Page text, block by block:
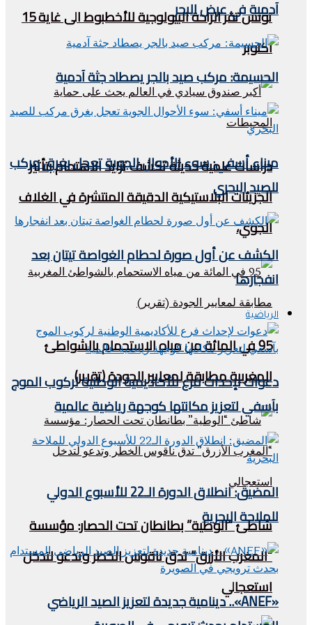
تونس تقر الراحة البيولوجية للأخطبوط الى غاية 15
اكتوبر
دراسات علمية حديثة تكشف تزايد الاهتمام بتأثير
الجزيئات البلاستيكية الدقيقة المنتشرة في الغلاف
الجوي،
95 في المائة من مياه الاستحمام بالشواطئ
المغربية مطابقة لمعايير الجودة (تقرير)
شاطئ “الوطية” بطانطان تحت الحصار: مؤسسة
“المغرب الأزرق” تدق ناقوس الخطر وتدعو لتدخل
استعجالي
آدمية في عرض البحر
الحسيمة: مركب صيد بالجر يصطاد جثة آدمية
ميناء أسفي: سوء الأحوال الجوية تعجل بغرق مركب
للصيد البحري
الكشف عن أول صورة لحطام الغواصة تيتان بعد
انفجارها
الرياضية
دعوات لإحداث فرع للأكاديمية الوطنية لركوب الموج
بآسفي لتعزيز مكانتها كوجهة رياضية عالمية
المضيق: انطلاق الدورة الـ22 للأسبوع الدولي
للملاحة البحرية
«ANEF».. دينامية جديدة لتعزيز الصيد الرياضي